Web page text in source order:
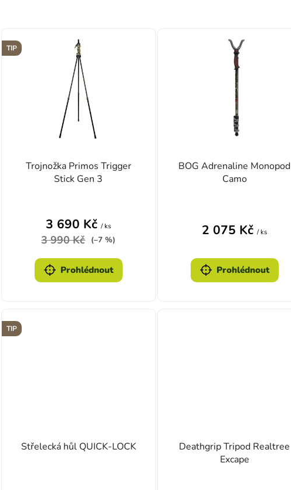
TIP
Trojnožka Primos Trigger
Stick Gen 3
3 690 Kč/ ks
3 990 Kč (–7 %)
Prohlédnout
BOG Adrenaline Monopod
Camo
2 075 Kč/ ks
Prohlédnout
TIP
Střelecká hůl QUICK-LOCK
Deathgrip Tripod Realtree
Excape